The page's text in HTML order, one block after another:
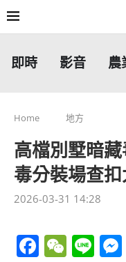
即時 影音 農
Home 地方
高檔別墅暗
毒分裝場查
2026-03-31 14:28